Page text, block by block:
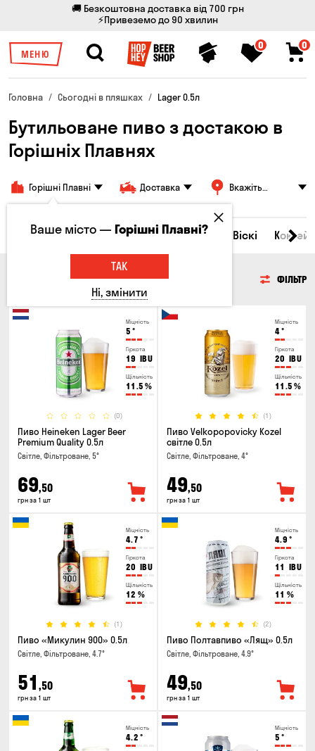
🚚 Безкоштовна доставка від 700 грн
⚡Привеземо до 90 хвилин
МЕНЮ
0 0
Головна Сьогодні в пляшках Lager 0.5л
Бутильоване пиво з достакою в
Горішніх Плавнях
Горішні Плавні Доставка
Вкажіть
Всі товари Пиво Сидр Вино Віскі
ФІЛЬТР
Міцність
5 °
Гіркота
19 IBU
Щільність
11.5 %
(0)
Пиво Heineken Lager Beer
Premium Quality 0.5л
Світле, Фільтроване, 5°
69,50
грн за 1 шт
Міцність
4°
Гіркота
20 IBU
Щільність
11.5 %
(1)
Пиво Velkopopovicky Kozel
світле 0.5л
Світле, Фільтроване, 4°
49,50
грн за 1 шт
Міцність
4.7 °
Гіркота
20 IBU
Щільність
12 %
(1)
Пиво «Микулин 900» 0.5л
Світле, Фільтроване, 4.7°
51 ,50
грн за 1 шт
Міцність
4.9 °
Гіркота
11 IBU
Щільність
11 %
(2)
Пиво Полтавпиво «Лящ» 0.5л
Світле, Фільтроване, 4.9°
49,50
грн за 1 шт
Міцність
4.2 °
Міцність
5 °
Ваше місто —Горішні Плавні?
ТАК
Ні, змінити